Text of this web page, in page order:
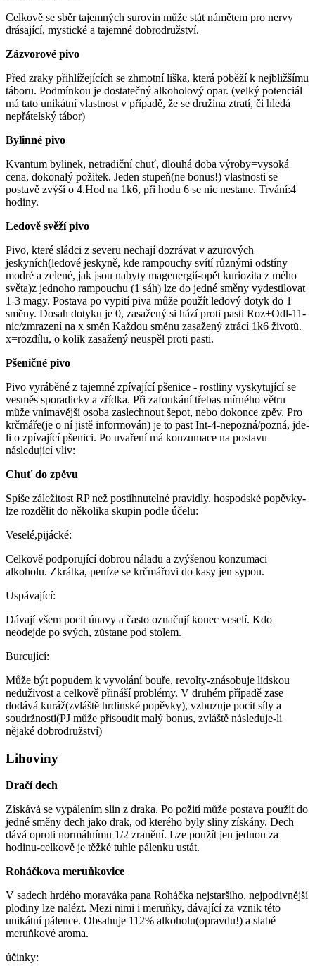
Celkově se sběr tajemných surovin může stát námětem pro nervy
drásající, mystické a tajemné dobrodružství.
Zázvorové pivo
Před zraky přihlížejících se zhmotní liška, která poběží k nejbližšímu
táboru. Podmínkou je dostatečný alkoholový opar. (velký potenciál
má tato unikátní vlastnost v případě, že se družina ztratí, či hledá
nepřátelský tábor)
Bylinné pivo
Kvantum bylinek, netradiční chuť, dlouhá doba výroby=vysoká
cena, dokonalý požitek. Jeden stupeň(ne bonus!) vlastnosti se
postavě zvýší o 4.Hod na 1k6, při hodu 6 se nic nestane. Trvání:4
hodiny.
Ledově svěží pivo
Pivo, které sládci z severu nechají dozrávat v azurových
jeskyních(ledové jeskyně, kde rampouchy svítí různými odstíny
modré a zelené, jak jsou nabyty magenergií-opět kuriozita z mého
světa)z jednoho rampouchu (1 sáh) lze do jedné směny vydestilovat
1-3 magy. Postava po vypití piva může použít ledový dotyk do 1
směny. Dosah dotyku je 0, zasažený si hází proti pasti Roz+Odl-11-
nic/zmrazení na x směn Každou směnu zasažený ztrácí 1k6 životů.
x=rozdílu, o kolik zasažený neuspěl proti pasti.
Pšeničné pivo
Pivo vyráběné z tajemné zpívající pšenice - rostliny vyskytující se
vesměs sporadicky a zřídka. Při zafoukání třebas mírného větru
může vnímavější osoba zaslechnout šepot, nebo dokonce zpěv. Pro
krčmáře(je o ní jistě informován) je to past Int-4-nepozná/pozná, jde-
li o zpívající pšenici. Po uvaření má konzumace na postavu
následující vliv:
Chuť do zpěvu
Spíše záležitost RP než postihnutelné pravidly. hospodské popěvky-
lze rozdělit do několika skupin podle účelu:
Veselé,pijácké:
Celkově podporující dobrou náladu a zvýšenou konzumaci
alkoholu. Zkrátka, peníze se krčmářovi do kasy jen sypou.
Uspávající:
Dávají všem pocit únavy a často označují konec veselí. Kdo
neodejde po svých, zůstane pod stolem.
Burcující:
Může být popudem k vyvolání bouře, revolty-znásobuje lidskou
neduživost a celkově přináší problémy. V druhém případě zase
dodává kuráž(zvláště hrdinské popěvky), vzbuzuje pocit síly a
soudržnosti(PJ může přisoudit malý bonus, zvláště následuje-li
nějaké dobrodružství)
Lihoviny
Dračí dech
Získává se vypálením slin z draka. Po požití může postava použít do
jedné směny dech jako drak, od kterého byly sliny získány. Dech
dává oproti normálnímu 1/2 zranění. Lze použít jen jednou za
hodinu-celkově je těžké tuhle pálenku ustát.
Roháčkova meruňkovice
V sadech hrdého moraváka pana Roháčka nejstaršího, nejpodivnější
plodiny lze nalézt. Mezi nimi i meruňky, dávající za vznik této
unikátní pálence. Obsahuje 112% alkoholu(opravdu!) a slabé
meruňkové aroma.
účinky: